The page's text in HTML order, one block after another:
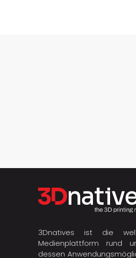
3Dnatives ist die
Medienplattform rund
dessen